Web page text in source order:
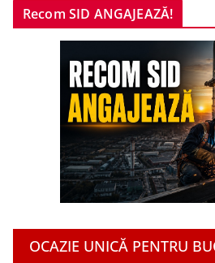
Recom SID ANGAJEAZĂ!
OCAZIE UNICĂ PENTRU